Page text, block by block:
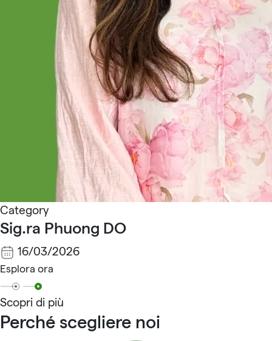
Category
Sig.ra Phuong DO
16/03/2026
Esplora ora
Scopri di più
Perché scegliere noi